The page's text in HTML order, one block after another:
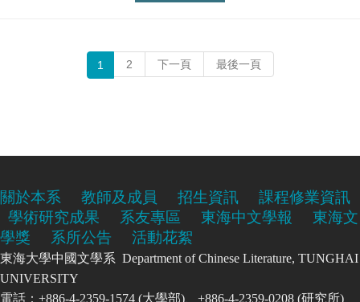
1 2 下一頁 最後一頁
關於本系 教師及成員 招生資訊
課程修業資訊
學術研究成果
系友專區 東海中文學報
東海文
學獎
系所公告 活動花絮
東海大學中國文學系 Department of Chinese Literature, TUNGHAI
UNIVERSITY
電話：+886-4-2359-1574 (大學部)、+886-4-2359-0208 (研究所)